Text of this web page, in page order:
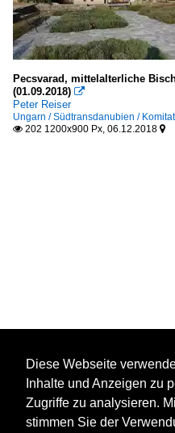
Pecsvarad, mittelalterliche
(01.09.2018) 
Peter Reiser
Ungarn / Südtransdanubien /
 202 1200x900 Px, 06.12.2018 
Diese Webseite
Inhalte und Anzeigen zu
Zugriffe zu analysieren.
stimmen Sie der